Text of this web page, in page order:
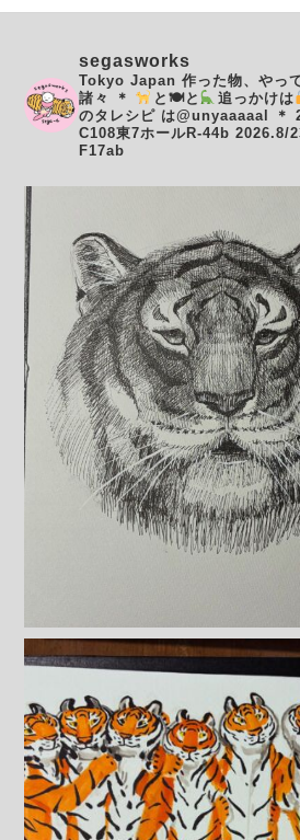
segasworks
Tokyo Japan 作った物、やっ
諸々
＊ と🍽と 追っかけは
のタレシピ は@unyaaaaal
＊
C108東7ホールR-44b 2026.8/
F17ab